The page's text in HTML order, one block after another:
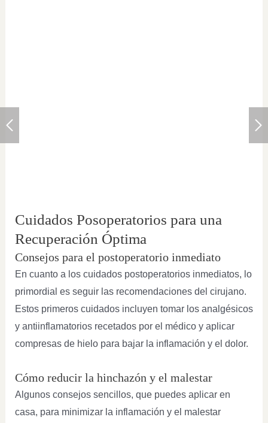
Cuidados Posoperatorios para una
Recuperación Óptima
Consejos para el postoperatorio inmediato
En cuanto a los cuidados postoperatorios inmediatos, lo
primordial es seguir las recomendaciones del cirujano.
Estos primeros cuidados incluyen tomar los analgésicos
y antiinflamatorios recetados por el médico y aplicar
compresas de hielo para bajar la inflamación y el dolor.
Cómo reducir la hinchazón y el malestar
Algunos consejos sencillos, que puedes aplicar en
casa, para minimizar la inflamación y el malestar